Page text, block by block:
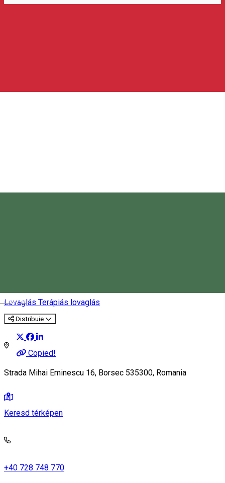
Magyar
Lovaglás Terápiás lovaglás
Distribuie
Copied!
Strada Mihai Eminescu 16, Borsec 535300, Romania
Keresd térképen
+40 728 748 770